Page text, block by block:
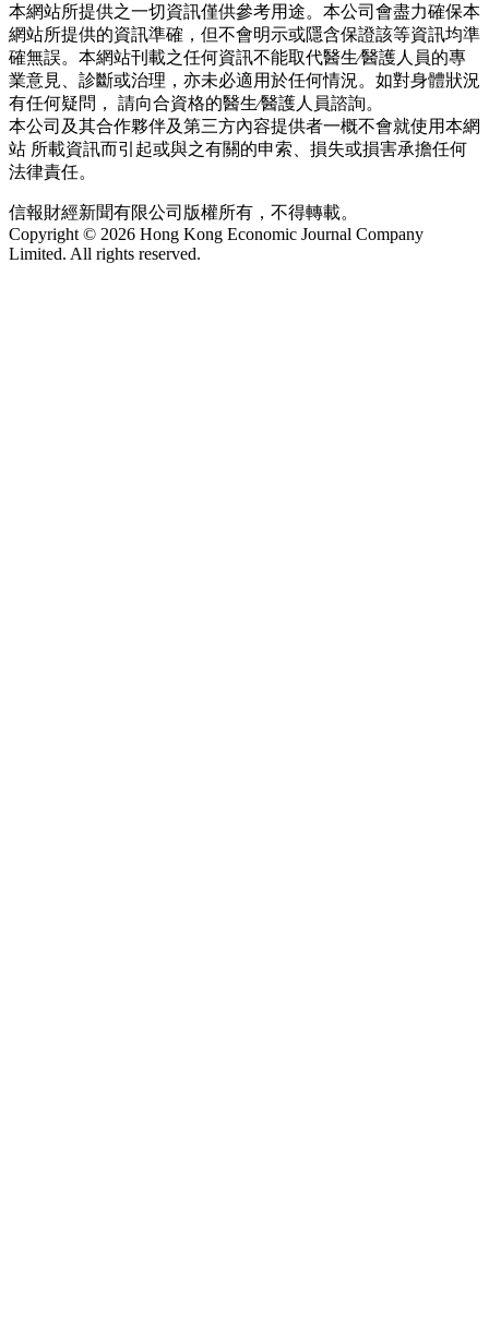
本網站所提供之一切資訊僅供參考用途。本公司會盡力確保本
網站所提供的資訊準確，但不會明示或隱含保證該等資訊均準
確無誤。本網站刊載之任何資訊不能取代醫生∕醫護人員的專
業意見、診斷或治理，亦未必適用於任何情況。如對身體狀況
有任何疑問， 請向合資格的醫生∕醫護人員諮詢。
本公司及其合作夥伴及第三方內容提供者一概不會就使用本網
站 所載資訊而引起或與之有關的申索、損失或損害承擔任何
法律責任。
信報財經新聞有限公司版權所有，不得轉載。
Copyright © 2026 Hong Kong Economic Journal Company
Limited. All rights reserved.